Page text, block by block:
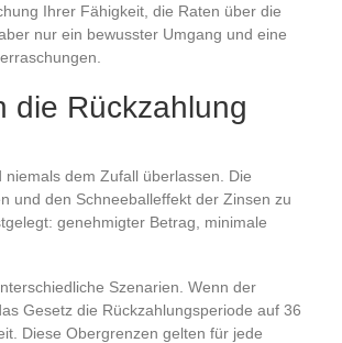
Ihrer Fähigkeit, die Raten über die
nur ein bewusster Umgang und eine
die Rückzahlung
dem Zufall überlassen. Die
und den Schneeballeffekt der Zinsen zu
genehmigter Betrag, minimale
Szenarien. Wenn der
Gesetz die Rückzahlungsperiode auf 36
Diese Obergrenzen gelten für jede